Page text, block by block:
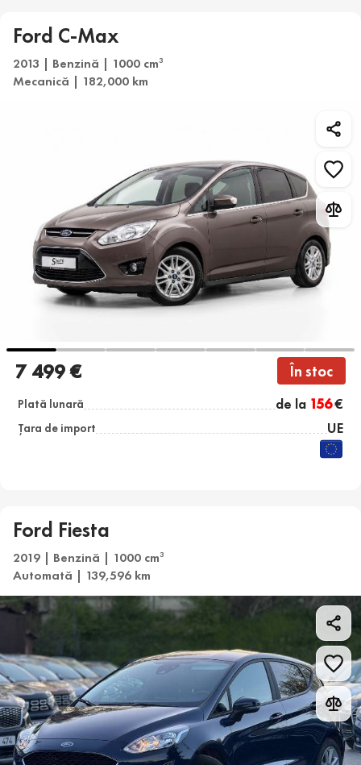
Ford C-Max
2013 | Benzină | 1000 cm3
Mecanică | 182,000 km
7 499 € În stoc
Plată lunară de la 156€
Țara de import UE
Ford Fiesta
2019 | Benzină | 1000 cm3
Automată | 139,596 km